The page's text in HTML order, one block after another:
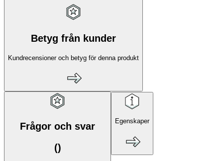
Betyg från kunder
Kundrecensioner och betyg för denna produkt
Frågor och svar
()
Egenskaper